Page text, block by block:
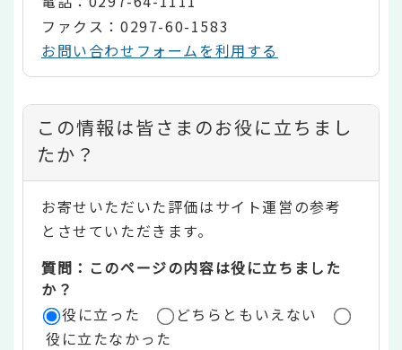
ファクス：0297-60-1583
お問い合わせフォームを利用する
コ
ン
テ
ン
ツ
評
価
この情報は皆さまのお役に立ちまし
たか？
お寄せいただいた評価はサイト運営の参考
とさせていただきます。
質問：このページの内容は役に立ちました
か？
役に立った
どちらともいえない
役に立たなかった